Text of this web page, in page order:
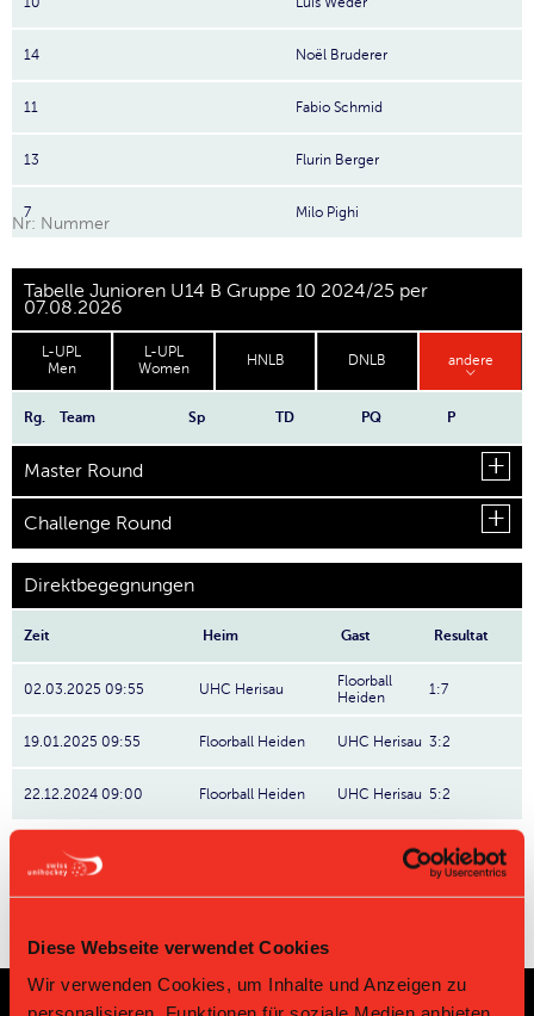
Diese Webseite verwendet Cookies
Wir verwenden Cookies, um Inhalte und Anzeigen zu
14 Noël Bruderer
11 Fabio Schmid
13 Flurin Berger
7 Milo Pighi
Nr: Nummer
Tabelle Junioren U14 B Gruppe 10 2024/25 per
07.08.2026
L-UPL
Men
L-UPL
Women
HNLB DNLB andere
Rg. Team Sp TD PQ P
Master Round
Challenge Round
Direktbegegnungen
Zeit Heim Gast Resultat
02.03.2025 09:55 UHC Herisau
Floorball
Heiden
1:7
19.01.2025 09:55 Floorball Heiden UHC Herisau 3:2
22.12.2024 09:00 Floorball Heiden UHC Herisau 5:2